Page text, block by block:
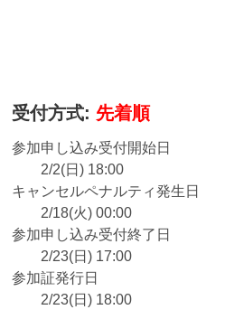
受付方式: 先着順
参加申し込み受付開始日
2/2(日) 18:00
キャンセルペナルティ発生日
2/18(火) 00:00
参加申し込み受付終了日
2/23(日) 17:00
参加証発行日
2/23(日) 18:00